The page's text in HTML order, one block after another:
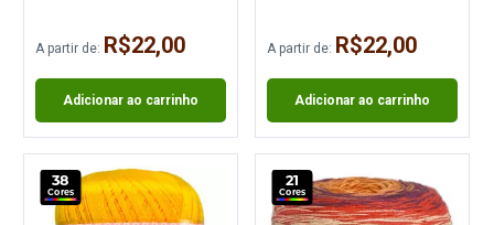
A partir de: R$22,00
Adicionar ao carrinho
A partir de: R$22,00
Adicionar ao carrinho
38
Cores
21
Cores